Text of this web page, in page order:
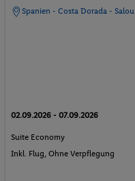
Spanien - Costa Dorada - Salou
02.09.2026 - 07.09.2026
Suite Economy
Inkl. Flug, Ohne Verpflegung